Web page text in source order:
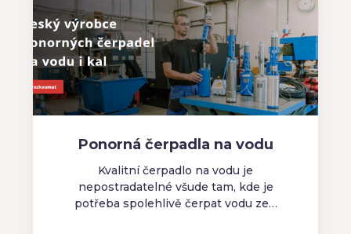
Ponorná čerpadla na vodu
Kvalitní čerpadlo na vodu je
nepostradatelné všude tam, kde je
potřeba spolehlivě čerpat vodu ze…